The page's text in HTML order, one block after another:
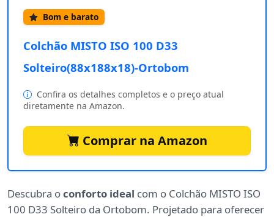
Bom e barato
Colchão MISTO ISO 100 D33
Solteiro(88x188x18)-Ortobom
Confira os detalhes completos e o preço atual
diretamente na Amazon.
Comprar na Amazon
Descubra oconforto ideal com o Colchão MISTO ISO
100 D33 Solteiro da Ortobom. Projetado para oferecer